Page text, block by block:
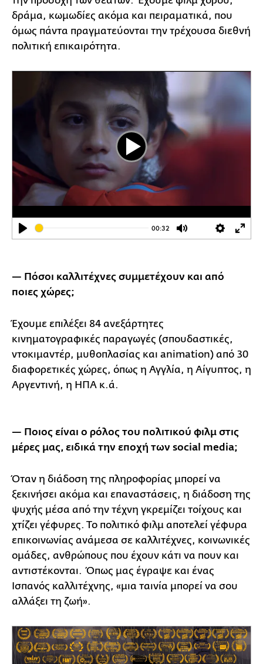
δράμα, κωμωδίες ακόμα και πειραματικά, που
όμως πάντα πραγματεύονται την τρέχουσα διεθνή
πολιτική επικαιρότητα.
Play
00:32
Mute Settings
Play
— Πόσοι καλλιτέχνες συμμετέχουν και από
ποιες χώρες;
Έχουμε επιλέξει 84 ανεξάρτητες
κινηματογραφικές παραγωγές (σπουδαστικές,
ντοκιμαντέρ, μυθοπλασίας και animation) από 30
διαφορετικές χώρες, όπως η Αγγλία, η Αίγυπτος, η
Αργεντινή, η ΗΠΑ κ.ά.
— Ποιος είναι ο ρόλος του πολιτικού φιλμ στις
μέρες μας, ειδικά την εποχή των social media;
Όταν η διάδοση της πληροφορίας μπορεί να
ξεκινήσει ακόμα και επαναστάσεις, η διάδοση της
ψυχής μέσα από την τέχνη γκρεμίζει τοίχους και
χτίζει γέφυρες. Το πολιτικό φιλμ αποτελεί γέφυρα
επικοινωνίας ανάμεσα σε καλλιτέχνες, κοινωνικές
ομάδες, ανθρώπους που έχουν κάτι να πουν και
αντιστέκονται. Όπως μας έγραψε και ένας
Ισπανός καλλιτέχνης, «μια ταινία μπορεί να σου
αλλάξει τη ζωή».